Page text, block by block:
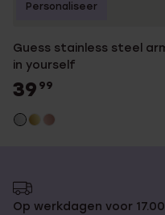
Guess stainless steel
in yourself
39 99
Personaliseer
Op werkdagen voor 17.00